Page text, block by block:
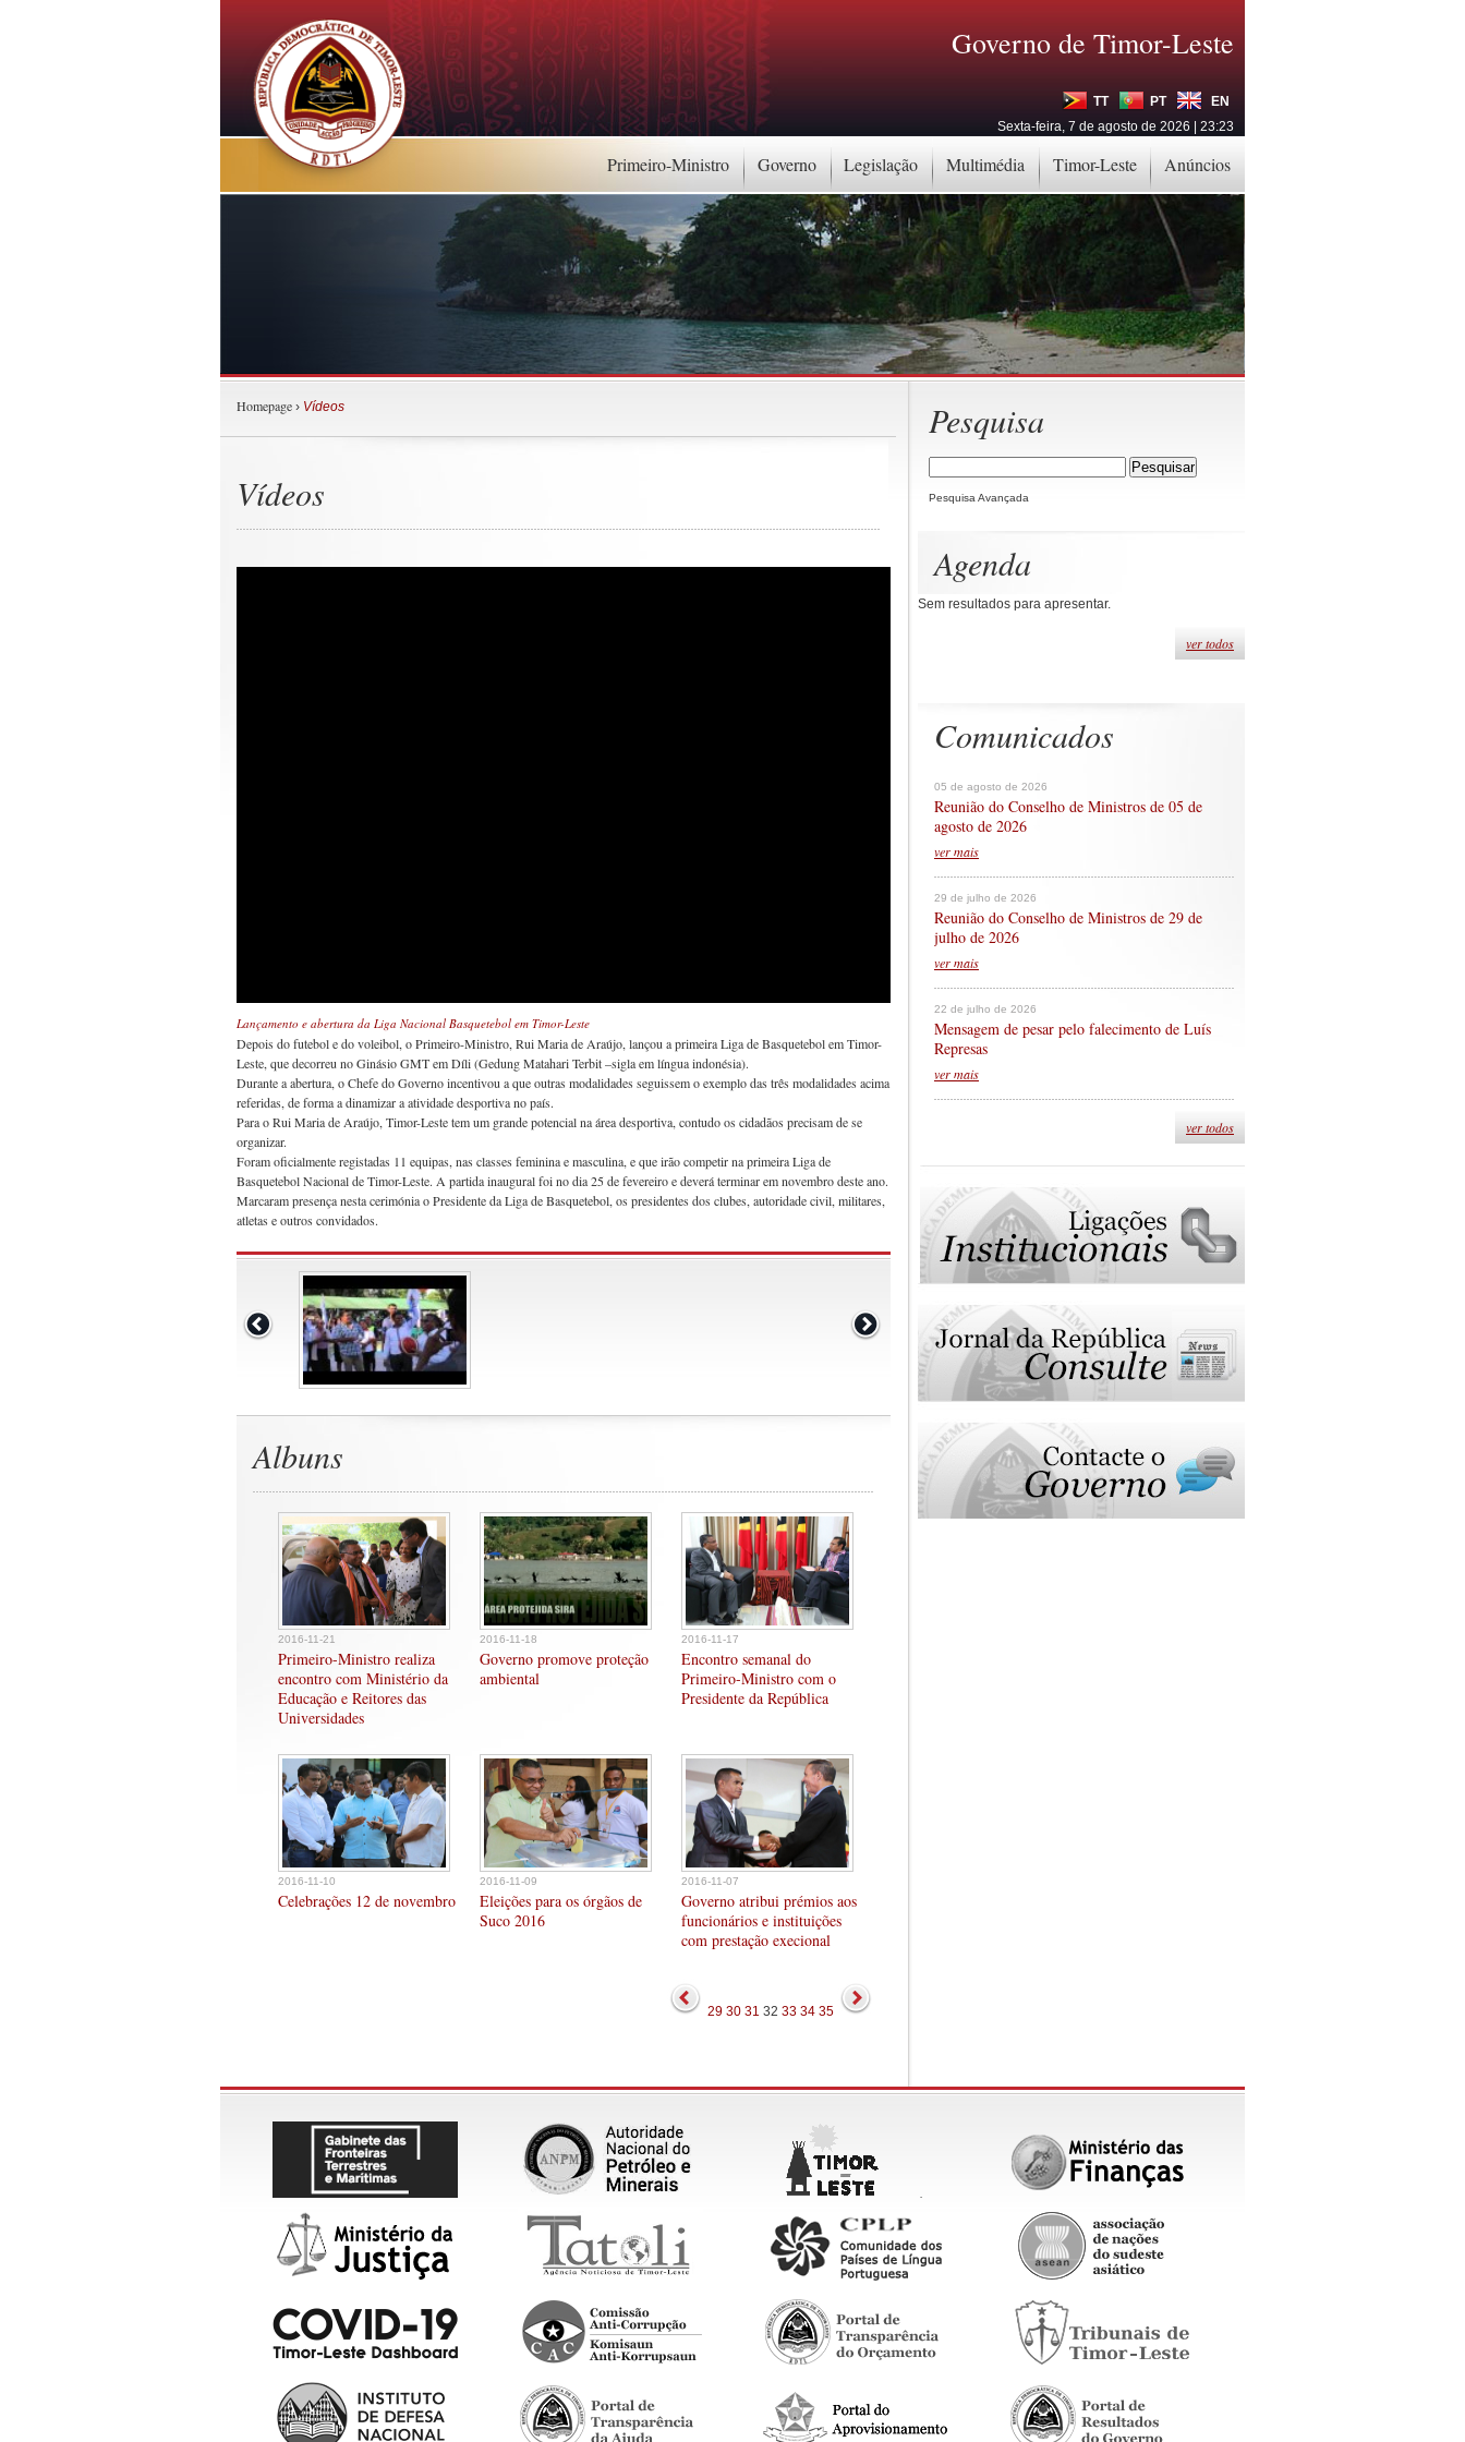
Primeiro-Ministro Governo Legislação Multimédia Timor-Leste Anúncios
Governo de Timor-Leste
TT PT
EN
Sexta-feira, 7 de agosto de 2026 | 23:23
Pesquisa
Pesquisa Avançada
Agenda
Sem resultados para apresentar.
ver todos
Comunicados
05 de agosto de 2026
Reunião do Conselho de Ministros de 05 de
agosto de 2026
ver mais
29 de julho de 2026
Reunião do Conselho de Ministros de 29 de
julho de 2026
ver mais
22 de julho de 2026
Mensagem de pesar pelo falecimento de Luís
Represas
ver mais
ver todos
Homepage › Vídeos
Vídeos
Lançamento e abertura da Liga Nacional Basquetebol em Timor-Leste
Depois do futebol e do voleibol, o Primeiro-Ministro, Rui Maria de Araújo, lançou a primeira Liga de Basquetebol em Timor-
Leste, que decorreu no Ginásio GMT em Díli (Gedung Matahari Terbit –sigla em língua indonésia).
Durante a abertura, o Chefe do Governo incentivou a que outras modalidades seguissem o exemplo das três modalidades acima
referidas, de forma a dinamizar a atividade desportiva no país.
Para o Rui Maria de Araújo, Timor-Leste tem um grande potencial na área desportiva, contudo os cidadãos precisam de se
organizar.
Foram oficialmente registadas 11 equipas, nas classes feminina e masculina, e que irão competir na primeira Liga de
Basquetebol Nacional de Timor-Leste. A partida inaugural foi no dia 25 de fevereiro e deverá terminar em novembro deste ano.
Marcaram presença nesta cerimónia o Presidente da Liga de Basquetebol, os presidentes dos clubes, autoridade civil, militares,
atletas e outros convidados.
Albuns
2016-11-21
Primeiro-Ministro realiza
encontro com Ministério da
Educação e Reitores das
Universidades
2016-11-18
Governo promove proteção
ambiental
2016-11-17
Encontro semanal do
Primeiro-Ministro com o
Presidente da República
2016-11-10
Celebrações 12 de novembro
2016-11-09
Eleições para os órgãos de
Suco 2016
2016-11-07
Governo atribui prémios aos
funcionários e instituições
com prestação execional
29 30 31 32 33 34 35